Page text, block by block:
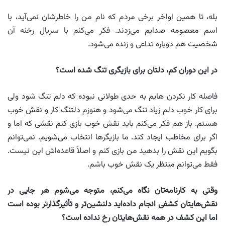
بله، تا همین اواخر برخی مردم که نام من را خاطرشان نمی‌آید، با
اسم معصومه صدایم می‌زدند. فکر می‌کنم با سریال رخنه آن
شخصیت هم دوباره تداعی و زنده می‌شود.
در این دوران کم، دلتان برای بازیگری تنگ شده است؟
فاصله کار نکردن هایم به حدی طولانی نبوده که دلم تنگ شود ولی
برای کار خوب دلم زیاد تنگ می‌شود و هنوزم دلتنگ کار و نقش خوب
هستم. باز هم فکر می‌کنم باید نقش خوب بازی کنم نقشی که اما و
اگر برای مخاطب ایجاد کند. ما بازیگرها انتخاب می‌شویم. نمی‌توانم
بگویم این نقش را بدهید من بازی کنم و اصلاً قاعده‌اش این نیست.
فقط می‌توانم منتظر یک نقش خوب باشم.
وقتی به کارنامه‌تان نگاه می‌کنم، متوجه می‌شوم هر جایی در
نقش‌هایتان کشفی انجام داده‌اید دلنشین‌تر و تأثیرگذارتر بوده است
اما این کشف در همه نقش‌هایتان رخ نداده است؟